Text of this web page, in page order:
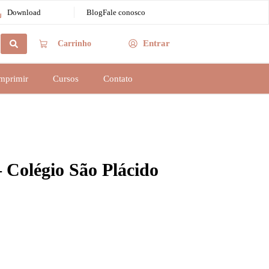
Download BlogFale conosco
Carrinho Entrar
Cursos Contato
São Plácido